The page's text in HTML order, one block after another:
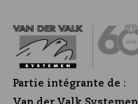
Partie intégrante de :